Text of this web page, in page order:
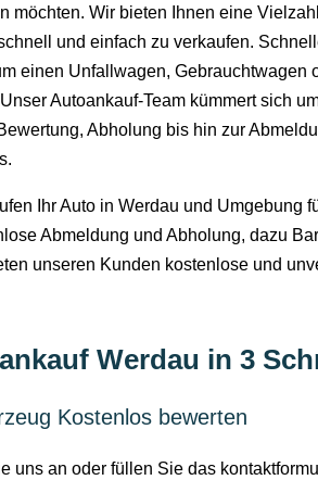
möchten. Wir bieten Ihnen eine
schnell und einfach zu verkaufen.
einen Unfallwagen, Gebrauchtwagen
Autoankauf-Team kümmert sich
Abholung bis hin zur
Ihr Auto in Werdau und Umgebung
Abmeldung und Abholung, dazu
unseren Kunden kostenlose und
Werdau in 3
Kostenlos bewerten
uns an oder füllen Sie das